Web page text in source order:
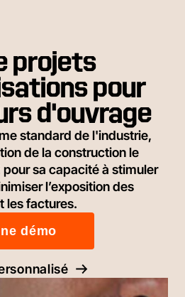
projets
pour
d'ouvrage
standard de l'industrie,
de la construction le
sa capacité à stimuler
l’exposition des
les factures.
démo